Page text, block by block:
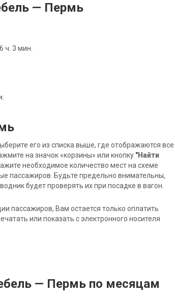
— Пермь
ч. 3 мин.
его из списка выше, где отображаются все
на значок «корзины» или кнопку "Найти
необходимое количество мест на схеме
пассажиров. Будьте предельно внимательны,
будет проверять их при посадке в вагон.
пассажиров, Вам остается только оплатить
или показать с электронного носителя
— Пермь по месяцам